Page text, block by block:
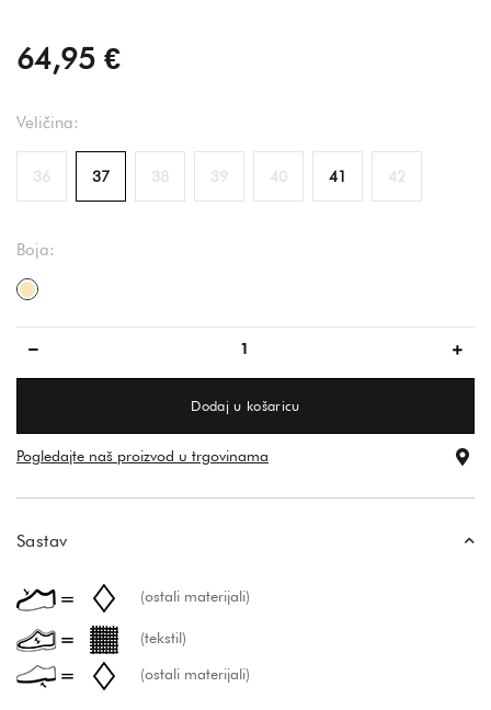
64,95 €
Veličina:
36 37 38 39 40 41 42
Boja:
bež
Dodaj u košaricu
Pogledajte naš proizvod u trgovinama
Sastav
(ostali materijali)
(tekstil)
(ostali materijali)